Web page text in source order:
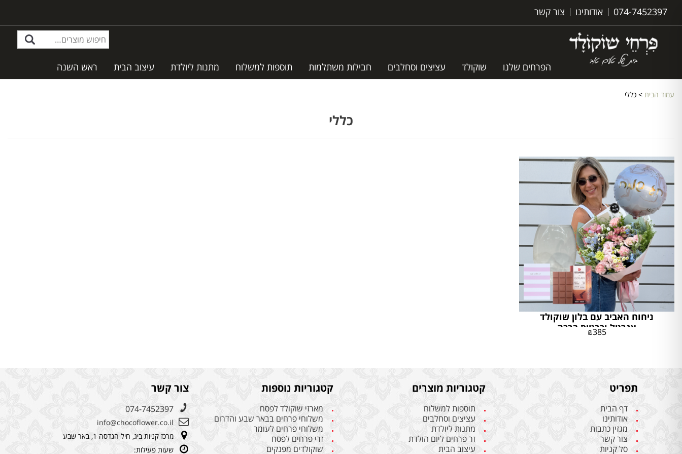
074-7452397 אודותינו צור קשר
הפרחים שלנו שוקולד עציצים וסחלבים חבילות משתלמות תוספות למשלוח מתנות ליולדת עיצוב הבית ראש השנה
עמוד הבית > כללי
כללי
ניחוח האביב עם בלון שוקולד
אגרטל וכרטיס ברכה
₪385
תפריט
דף הבית
אודותינו
מגזין כתבות
צור קשר
סל קניות
קטגוריות מוצרים
תוספות למשלוח
עציצים וסחלבים
מתנות ליולדת
זר פרחים ליום הולדת
עיצוב הבית
קטגוריות נוספות
מארזי שוקולד לפסח
משלוחי פרחים בבאר שבע והדרום
משלוחי פרחים לעומר
זרי פרחים לפסח
שוקולדים מפנקים
צור קשר
074-7452397
info@chocoflower.co.il
מרכז קניות ביג, חיל הנדסה 1, באר שבע
שעות פעילות: